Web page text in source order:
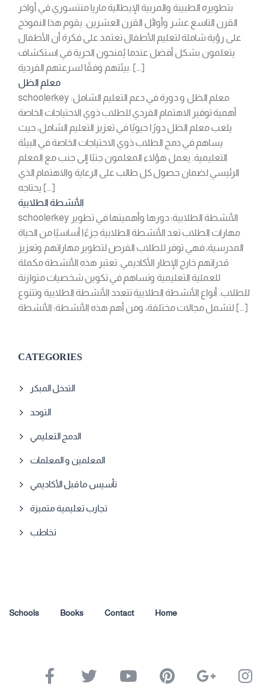
بتطويره الطبيبة والمربية الإيطالية ماريا منتسوري في أواخر
القرن التاسع عشر وأوائل القرن العشرين. يقوم هذا النموذج
على رؤية شاملة لتعليم الأطفال تعتمد على فكرة أن الأطفال
يتعلمون بشكل أفضل عندما يُمنحون الحرية في استكشاف
بيئتهم وفقًا لسرعتهم الفردية. […]
معلم الظل
schoolerkey معلم الظل و دورة في دعم التعليم الشامل:
أهمية توفير الاهتمام الفردي للطلاب ذوي الاحتياجات الخاصة
يلعب معلم الظل دورًا حيويًا في تعزيز التعليم الشامل، حيث
يساهم في دمج الطلاب ذوي الاحتياجات الخاصة في البيئة
التعليمية. يعمل هؤلاء المعلمون جنبًا إلى جنب مع المعلم
الرئيسي لضمان حصول كل طالب على الرعاية والاهتمام الذي
يحتاجه […]
الأنشطة الطلابية
schoolerkey الأنشطة الطلابية: دورها وأهميتها في تطوير
مهارات الطلاب تعد الأنشطة الطلابية جزءًا أساسيًا من الحياة
المدرسية، فهي توفر للطلاب الفرص لتطوير مهاراتهم وتعزيز
قدراتهم خارج الإطار الأكاديمي. تعتبر هذه الأنشطة مكملة
للعملية التعليمية وتساهم في تكوين شخصيات متوازنة
للطلاب. أنواع الأنشطة الطلابية تتعدد الأنشطة الطلابية وتتنوع
لتشمل مجالات مختلفة، ومن أهم هذه الأنشطة: الأنشطة […]
CATEGORIES
التدخل المبكر
التوحد
الدمج التعليمي
المعلمين و المعلمات
تأسيس ما قبل الأكاديمي
تجارب تعليمية متميزة
تخاطب
Schools Books Contact Home